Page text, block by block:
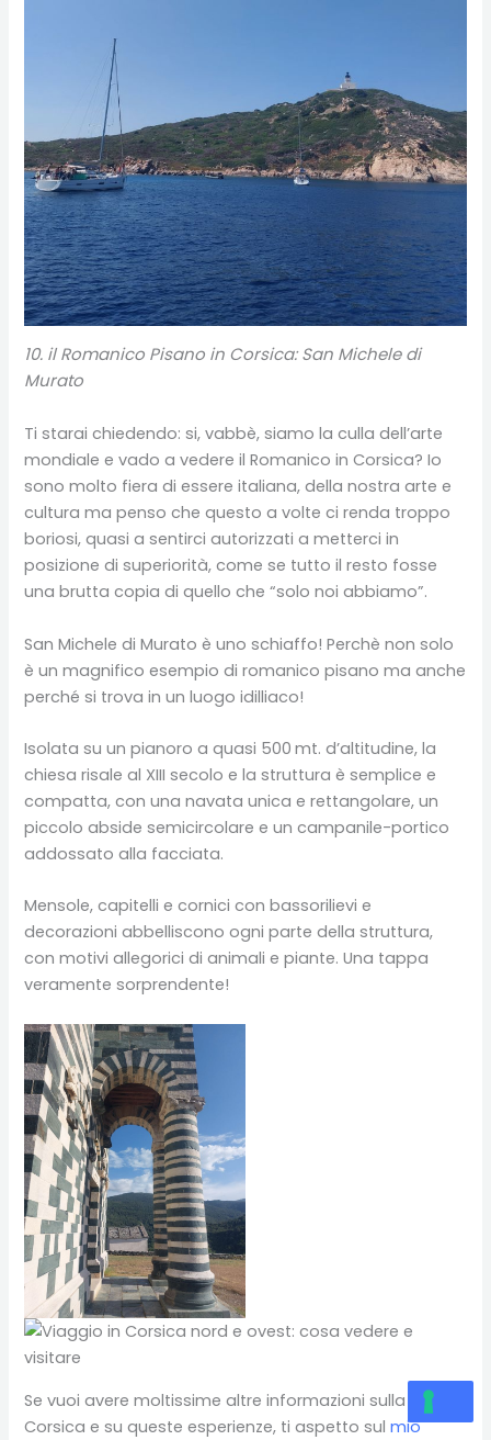
10. il Romanico Pisano in Corsica: San Michele di
Murato
Ti starai chiedendo: si, vabbè, siamo la culla dell’arte
mondiale e vado a vedere il Romanico in Corsica? Io
sono molto fiera di essere italiana, della nostra arte e
cultura ma penso che questo a volte ci renda troppo
boriosi, quasi a sentirci autorizzati a metterci in
posizione di superiorità, come se tutto il resto fosse
una brutta copia di quello che “solo noi abbiamo”.
San Michele di Murato è uno schiaffo! Perchè non solo
è un magnifico esempio di romanico pisano ma anche
perché si trova in un luogo idilliaco!
Isolata su un pianoro a quasi 500 mt. d’altitudine, la
chiesa risale al XIII secolo e la struttura è semplice e
compatta, con una navata unica e rettangolare, un
piccolo abside semicircolare e un campanile-portico
addossato alla facciata.
Mensole, capitelli e cornici con bassorilievi e
decorazioni abbelliscono ogni parte della struttura,
con motivi allegorici di animali e piante. Una tappa
veramente sorprendente!
Se vuoi avere moltissime altre informazioni sulla
Corsica e su queste esperienze, ti aspetto sulmio